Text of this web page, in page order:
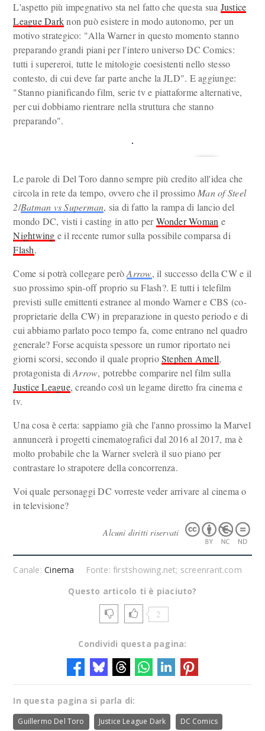
L'aspetto più impegnativo sta nel fatto che questa sua Justice
League Darknon può esistere in modo autonomo, per un
motivo strategico: "Alla Warner in questo momento stanno
preparando grandi piani per l'intero universo DC Comics:
tutti i supereroi, tutte le mitologie coesistenti nello stesso
contesto, di cui deve far parte anche la JLD". E aggiunge:
"Stanno pianificando film, serie tv e piattaforme alternative,
per cui dobbiamo rientrare nella struttura che stanno
preparando".
Le parole di Del Toro danno sempre più credito all'idea che
circola in rete da tempo, ovvero che il prossimo Man of Steel
2/Batman vs Superman, sia di fatto la rampa di lancio del
mondo DC, visti i casting in atto perWonder Woman e
Nightwing e il recente rumor sulla possibile comparsa di
Flash.
Come si potrà collegare peròArrow, il successo della CW e il
suo prossimo spin-off proprio su Flash?. E tutti i telefilm
previsti sulle emittenti estranee al mondo Warner e CBS (co-
proprietarie della CW) in preparazione in questo periodo e di
cui abbiamo parlato poco tempo fa, come entrano nel quadro
generale? Forse acquista spessore un rumor riportato nei
giorni scorsi, secondo il quale proprioStephen Amell,
protagonista diArrow, potrebbe comparire nel film sulla
Justice League, creando così un legame diretto fra cinema e
tv.
Una cosa è certa: sappiamo già che l'anno prossimo la Marvel
annuncerà i progetti cinematografici dal 2016 al 2017, ma è
molto probabile che la Warner svelerà il suo piano per
contrastare lo strapotere della concorrenza.
Voi quale personaggi DC vorreste veder arrivare al cinema o
in televisione?
Alcuni diritti riservati
Canale:Cinema
Fonte: firstshowing.net; screenrant.com
Questo articolo ti è piaciuto?
2
Condividi questa pagina:
In questa pagina si parla di:
Guillermo Del Toro Justice League Dark DC Comics